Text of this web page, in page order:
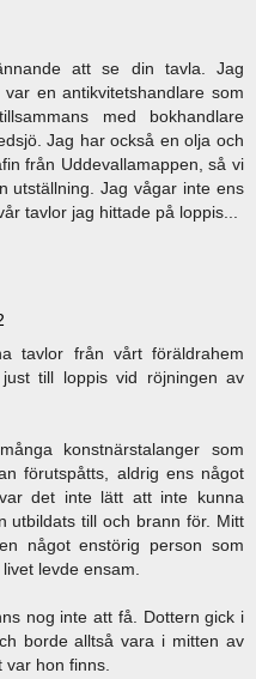
att se din tavla. Jag
en antikvitetshandlare som
med bokhandlare
Jag har också en olja och
från Uddevallamappen, så vi
utställning. Jag vågar inte ens
tavlor jag hittade på loppis...
tavlor från vårt föräldrahem
till loppis vid röjningen av
konstnärstalanger som
förutspåtts, aldrig ens något
det inte lätt att inte kunna
utbildats till och brann för. Mitt
något enstörig person som
levde ensam.
nog inte att få. Dottern gick i
borde alltså vara i mitten av
hon finns.